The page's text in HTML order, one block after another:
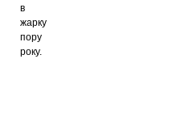
в
жарку
пору
року.